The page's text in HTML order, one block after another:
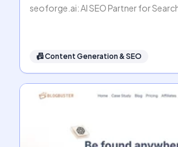
seoforge.ai: AI SEO Partner for
📠Content Generation & SEO